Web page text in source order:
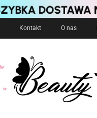
Kontakt O nas